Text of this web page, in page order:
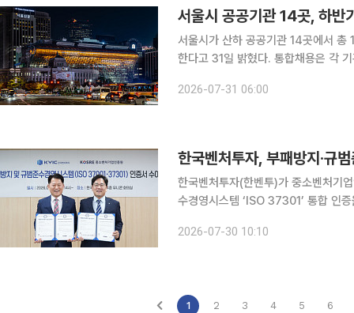
서울시 공공기관 14곳, 하반
서울시가 산하 공공기관 14곳에서
한다고 31일 밝혔다. 통합채용은 각 기관이 따로 운영하던 원서접수와 필기시험을 서울시가 한꺼번
2026-07-31 06:00
한국벤처투자, 부패방지·규
한국벤처투자(한벤투)가 중소벤처기
수경영시스템 ‘ISO 37301’ 통합 인증을 획득했다고
2026-07-30 10:10
1 2 3 4 5 6